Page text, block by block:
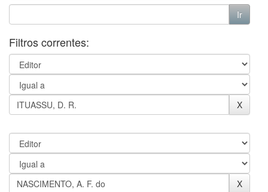
Filtros correntes: